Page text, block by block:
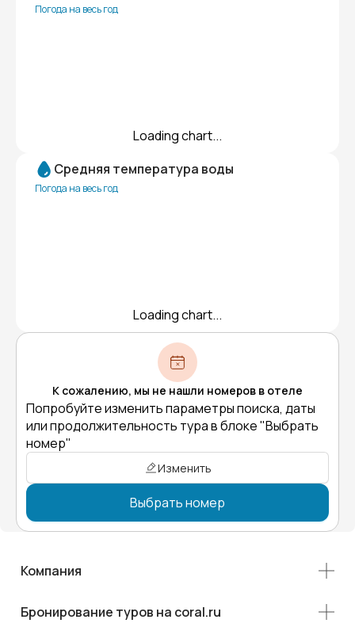
Погода на весь год
Loading chart...
Средняя температура воды
Погода на весь год
Loading chart...
К сожалению, мы не нашли номеров в отеле
Попробуйте изменить параметры поиска, даты
или продолжительность тура в блоке "Выбрать
номер"
Изменить
Выбрать номер
Компания
Бронирование туров на coral.ru